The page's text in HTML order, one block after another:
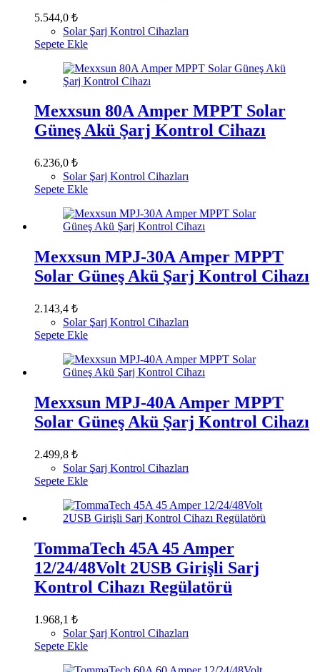
5.544,0 ₺
Solar Şarj Kontrol Cihazları
Sepete Ekle
Mexxsun 80A Amper MPPT Solar
Güneş Akü Şarj Kontrol Cihazı
6.236,0 ₺
Solar Şarj Kontrol Cihazları
Sepete Ekle
Mexxsun MPJ-30A Amper MPPT
Solar Güneş Akü Şarj Kontrol Cihazı
2.143,4 ₺
Solar Şarj Kontrol Cihazları
Sepete Ekle
Mexxsun MPJ-40A Amper MPPT
Solar Güneş Akü Şarj Kontrol Cihazı
2.499,8 ₺
Solar Şarj Kontrol Cihazları
Sepete Ekle
TommaTech 45A 45 Amper
12/24/48Volt 2USB Girişli Sarj
Kontrol Cihazı Regülatörü
1.968,1 ₺
Solar Şarj Kontrol Cihazları
Sepete Ekle